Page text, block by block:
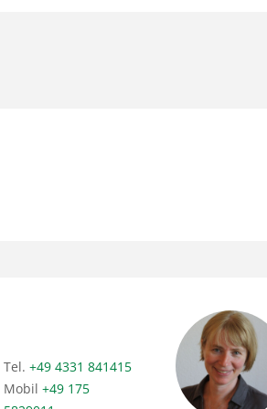
Tel. +49 4331 841415
Mobil +49 175